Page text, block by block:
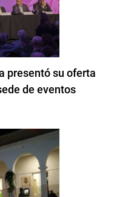
presentó su oferta
de eventos